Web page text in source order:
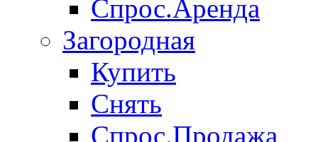
Спрос.Аренда
Загородная
Купить
Снять
Спрос.Продажа